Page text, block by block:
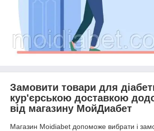
Замовити товари для
кур'єрською доставкою
від магазину МойДиабет
Магазин Moidiabet допоможе вибрати і